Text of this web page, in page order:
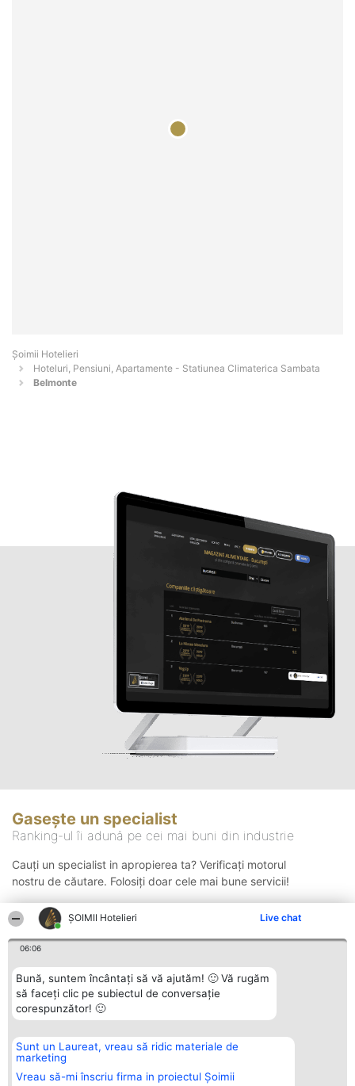
ȘOIMII Hotelieri Live chat
06:06
Bună, suntem încântați să vă ajutăm! 🙂 Vă rugăm
să faceți clic pe subiectul de conversație
corespunzător! 🙂
Sunt un Laureat, vreau să ridic materiale de
marketing
Vreau să-mi înscriu firma in proiectul Șoimii
Șoimii Hotelieri
Hoteluri, Pensiuni, Apartamente - Statiunea Climaterica Sambata
Belmonte
Gasește un specialist
Ranking-ul îi adună pe cei mai buni din industrie
Cauți un specialist in apropierea ta? Verificați motorul
nostru de căutare. Folosiți doar cele mai bune servicii!
Organizator Ranking
BRIGHT SOLUTIONS BR SRL
Aleea Timisul De Sus 2 Bl. A30
Sc. A Et. 4 Ap. 13 Cod 061952
Plebiscyt
Lista Tuturor
Laureaților
Contact